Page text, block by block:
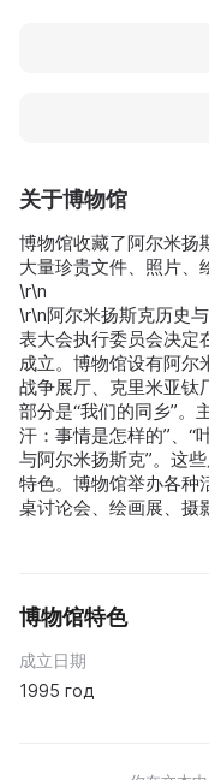
关于博物馆
博物馆收藏了阿尔米扬
大量珍贵文件、照片、
\r\n
\r\n阿尔米扬斯克历史
表大会执行委员会决定
成立。博物馆设有阿尔
战争展厅、克里米亚钛
部分是“我们的同乡”。
汗：事情是怎样的”、“
与阿尔米扬斯克”。这
特色。博物馆举办各种
桌讨论会、绘画展、摄
博物馆特色
成立日期
1995 год